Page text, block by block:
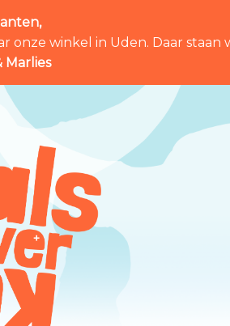
winkel in Uden. Daar
Marlies